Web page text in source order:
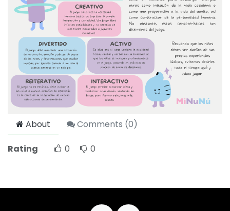
About Comments (0)
Rating 0 0